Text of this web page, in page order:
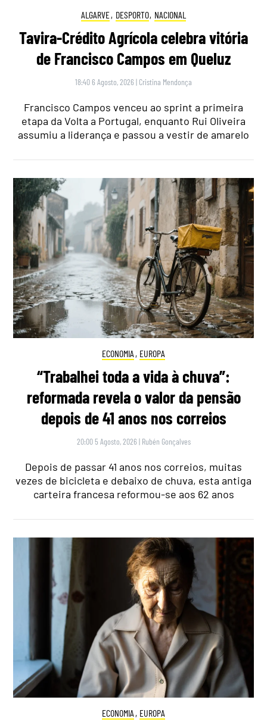
ALGARVE, DESPORTO, NACIONAL
Tavira-Crédito Agrícola celebra vitória
de Francisco Campos em Queluz
18:40 6 Agosto, 2026 | Cristina Mendonça
Francisco Campos venceu ao sprint a primeira
etapa da Volta a Portugal, enquanto Rui Oliveira
assumiu a liderança e passou a vestir de amarelo
ECONOMIA , EUROPA
“Trabalhei toda a vida à chuva”:
reformada revela o valor da pensão
depois de 41 anos nos correios
20:00 5 Agosto, 2026 | Rubén Gonçalves
Depois de passar 41 anos nos correios, muitas
vezes de bicicleta e debaixo de chuva, esta antiga
carteira francesa reformou-se aos 62 anos
ECONOMIA , EUROPA